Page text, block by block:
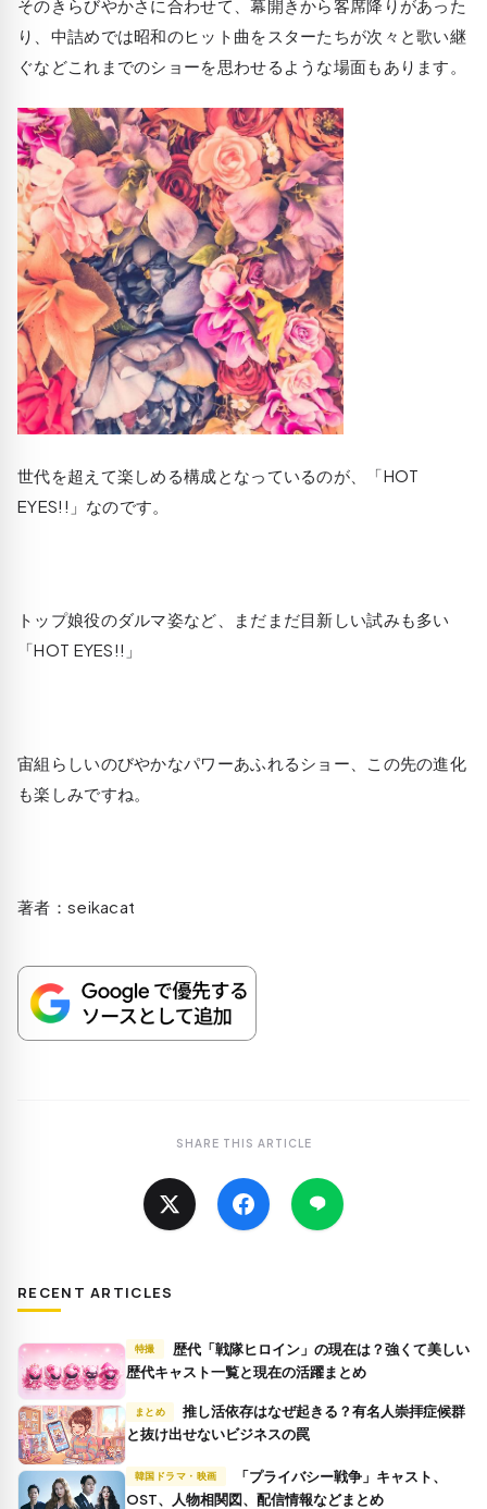
そのきらびやかさに合わせて、幕開きから客席降りがあった
り、中詰めでは昭和のヒット曲をスターたちが次々と歌い継
ぐなどこれまでのショーを思わせるような場面もあります。
世代を超えて楽しめる構成となっているのが、「HOT
EYES!!」なのです。
トップ娘役のダルマ姿など、まだまだ目新しい試みも多い
「HOT EYES!!」
宙組らしいのびやかなパワーあふれるショー、この先の進化
も楽しみですね。
著者：seikacat
SHARE THIS ARTICLE
RECENT ARTICLES
特撮
歴代キャスト一覧と現在の活躍まとめ
まとめ
推し活依存はなぜ起きる？有名人崇拝症候群
と抜け出せないビジネスの罠
韓国ドラマ・映画
OST、人物相関図、配信情報などまとめ